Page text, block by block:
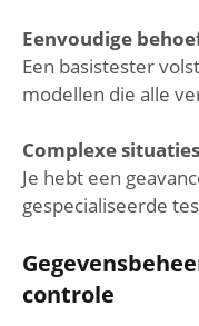
Eenvoudige
Een basistester
modellen die alle
Complexe
Je hebt een
gespecialiseerde
controle